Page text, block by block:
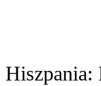
Hiszpania: